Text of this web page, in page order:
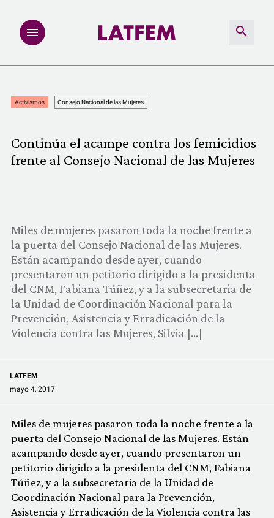
MULTIMEDIA
PRODUCTOS
COMUNIDAD
QUIÉNES SOMOS
Activismos Consejo Nacional de las Mujeres
Continúa el acampe contra los femicidios
frente al Consejo Nacional de las Mujeres
Miles de mujeres pasaron toda la noche frente a
la puerta del Consejo Nacional de las Mujeres.
Están acampando desde ayer, cuando
presentaron un petitorio dirigido a la presidenta
del CNM, Fabiana Túñez, y a la subsecretaria de
la Unidad de Coordinación Nacional para la
Prevención, Asistencia y Erradicación de la
Violencia contra las Mujeres, Silvia […]
LATFEM
mayo 4, 2017
Miles de mujeres pasaron toda la noche frente a la
puerta del Consejo Nacional de las Mujeres. Están
acampando desde ayer, cuando presentaron un
petitorio dirigido a la presidenta del CNM, Fabiana
Túñez, y a la subsecretaria de la Unidad de
Coordinación Nacional para la Prevención,
Asistencia y Erradicación de la Violencia contra las